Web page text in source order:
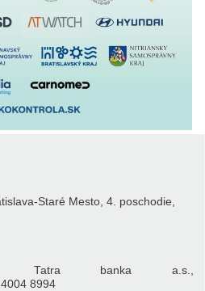
Staré Mesto, 4. poschodie,
Tatra banka a.s.,
8994